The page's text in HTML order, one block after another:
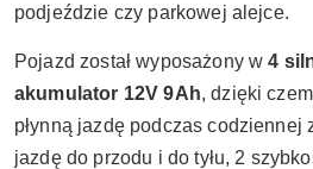
podjeździe czy parkowej alejce.
Pojazd został wyposażony w4
akumulator 12V 9Ah, dzięki
płynną jazdę podczas codziennej
jazdę do przodu i do tyłu, 2